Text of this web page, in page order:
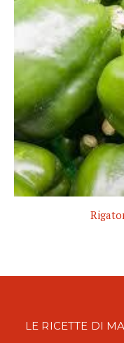
LE RICETTE DI